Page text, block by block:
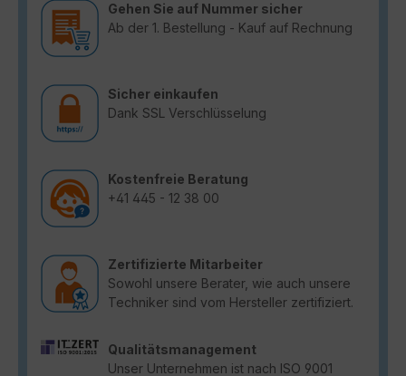
Gehen Sie auf Nummer sicher
Ab der 1. Bestellung - Kauf auf Rechnung
Sicher einkaufen
Dank SSL Verschlüsselung
Kostenfreie Beratung
+41 445 - 12 38 00
Zertifizierte Mitarbeiter
Sowohl unsere Berater, wie auch unsere
Techniker sind vom Hersteller zertifiziert.
Qualitätsmanagement
Unser Unternehmen ist nach ISO 9001